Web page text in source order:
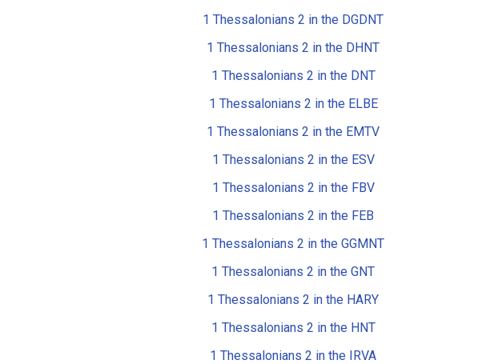
1 Thessalonians 2 in the DGDNT
1 Thessalonians 2 in the DHNT
1 Thessalonians 2 in the DNT
1 Thessalonians 2 in the ELBE
1 Thessalonians 2 in the EMTV
1 Thessalonians 2 in the ESV
1 Thessalonians 2 in the FBV
1 Thessalonians 2 in the FEB
1 Thessalonians 2 in the GGMNT
1 Thessalonians 2 in the GNT
1 Thessalonians 2 in the HARY
1 Thessalonians 2 in the HNT
1 Thessalonians 2 in the IRVA